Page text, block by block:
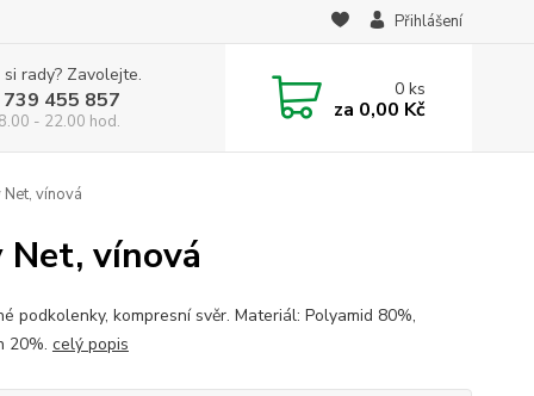
Přihlášení
rady? Zavolejte.
455 857
- 22.00 hod.
0ks
za 0,00 Kč
vínová
Net, vínová
podkolenky, kompresní svěr. Materiál: Polyamid 80%,
20%. celý popis